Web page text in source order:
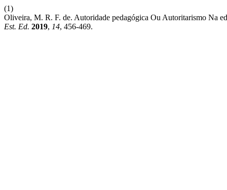
(1)
Oliveira, M. R. F. de. Autoridade pedagógica Ou Autoritarismo Na
Est. Ed. 2019, 14, 456-469.